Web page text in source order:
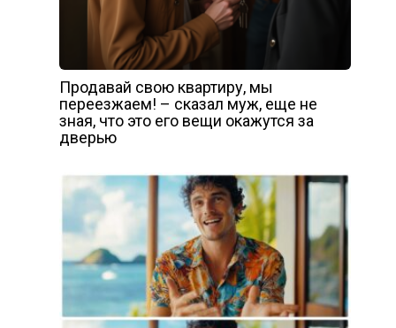
Продавай свою квартиру, мы
переезжаем! – сказал муж, еще не
зная, что это его вещи окажутся за
дверью